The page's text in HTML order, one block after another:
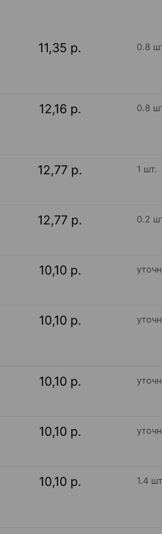
11,35 р. 0.8
12,16 р. 0.8
12,77 р. 1 шт.
12,77 р. 0.2
10,10 р.
10,10 р.
10,10 р.
10,10 р.
10,10 р. 1.4